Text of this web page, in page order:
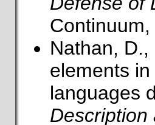
Nathan,
elements
languages
Description